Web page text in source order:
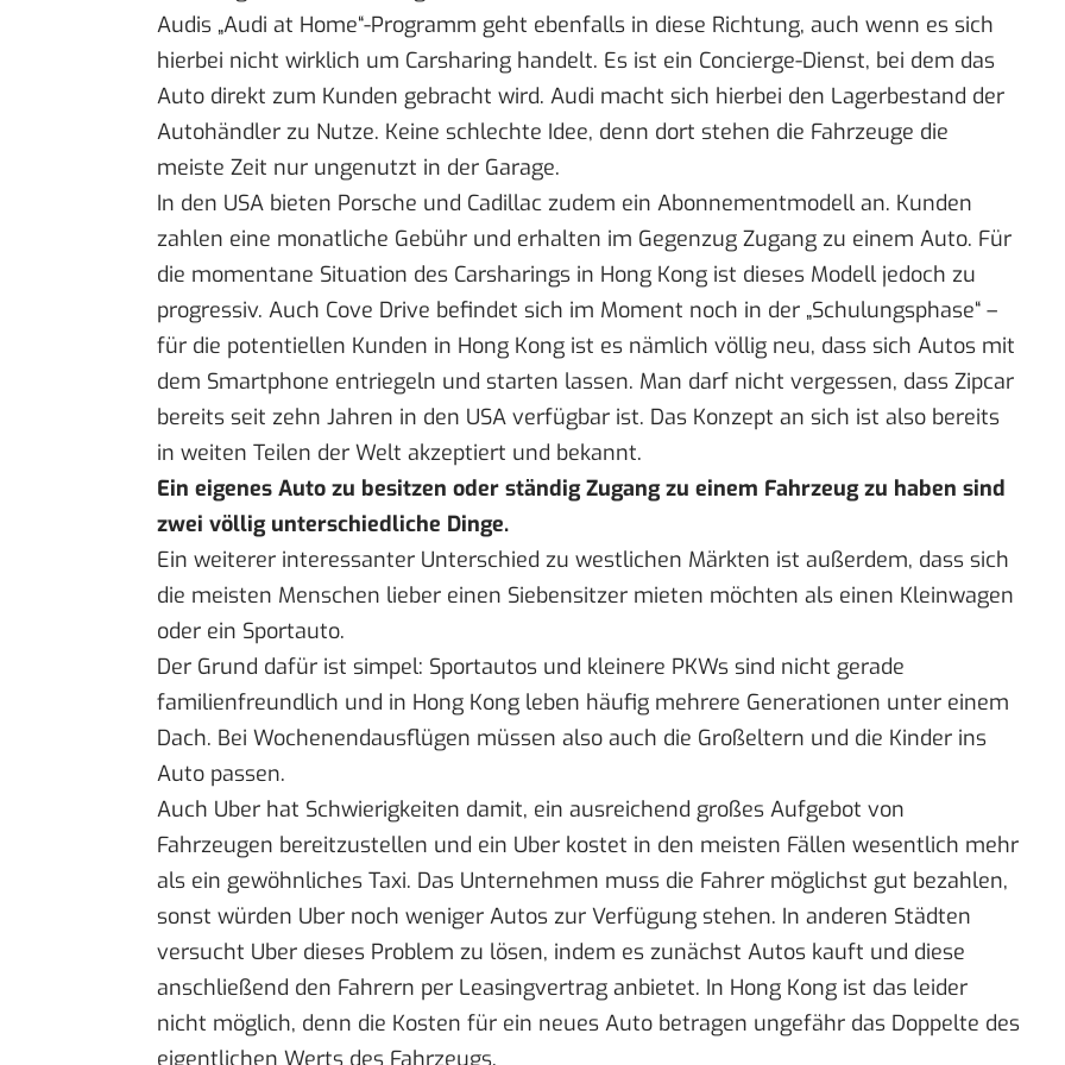
Audis „Audi at Home“-Programm geht ebenfalls in diese Richtung, auch wenn es sich
hierbei nicht wirklich um Carsharing handelt. Es ist ein Concierge-Dienst, bei dem das
Auto direkt zum Kunden gebracht wird. Audi macht sich hierbei den Lagerbestand der
Autohändler zu Nutze. Keine schlechte Idee, denn dort stehen die Fahrzeuge die
meiste Zeit nur ungenutzt in der Garage.
In den USA bieten Porsche und Cadillac zudem ein Abonnementmodell an. Kunden
zahlen eine monatliche Gebühr und erhalten im Gegenzug Zugang zu einem Auto. Für
die momentane Situation des Carsharings in Hong Kong ist dieses Modell jedoch zu
progressiv. Auch Cove Drive befindet sich im Moment noch in der „Schulungsphase“ –
für die potentiellen Kunden in Hong Kong ist es nämlich völlig neu, dass sich Autos mit
dem Smartphone entriegeln und starten lassen. Man darf nicht vergessen, dass Zipcar
bereits seit zehn Jahren in den USA verfügbar ist. Das Konzept an sich ist also bereits
in weiten Teilen der Welt akzeptiert und bekannt.
Ein eigenes Auto zu besitzen oder ständig Zugang zu einem Fahrzeug zu haben sind
zwei völlig unterschiedliche Dinge.
Ein weiterer interessanter Unterschied zu westlichen Märkten ist außerdem, dass sich
die meisten Menschen lieber einen Siebensitzer mieten möchten als einen Kleinwagen
oder ein Sportauto.
Der Grund dafür ist simpel: Sportautos und kleinere PKWs sind nicht gerade
familienfreundlich und in Hong Kong leben häufig mehrere Generationen unter einem
Dach. Bei Wochenendausflügen müssen also auch die Großeltern und die Kinder ins
Auto passen.
Auch Uber hat Schwierigkeiten damit, ein ausreichend großes Aufgebot von
Fahrzeugen bereitzustellen und ein Uber kostet in den meisten Fällen wesentlich mehr
als ein gewöhnliches Taxi. Das Unternehmen muss die Fahrer möglichst gut bezahlen,
sonst würden Uber noch weniger Autos zur Verfügung stehen. In anderen Städten
versucht Uber dieses Problem zu lösen, indem es zunächst Autos kauft und diese
anschließend den Fahrern per Leasingvertrag anbietet. In Hong Kong ist das leider
nicht möglich, denn die Kosten für ein neues Auto betragen ungefähr das Doppelte des
eigentlichen Werts des Fahrzeugs.